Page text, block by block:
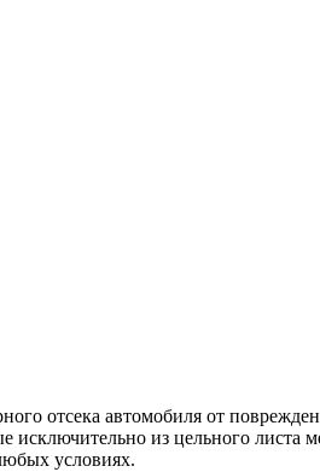
отсека автомобиля от
из цельного
условиях.